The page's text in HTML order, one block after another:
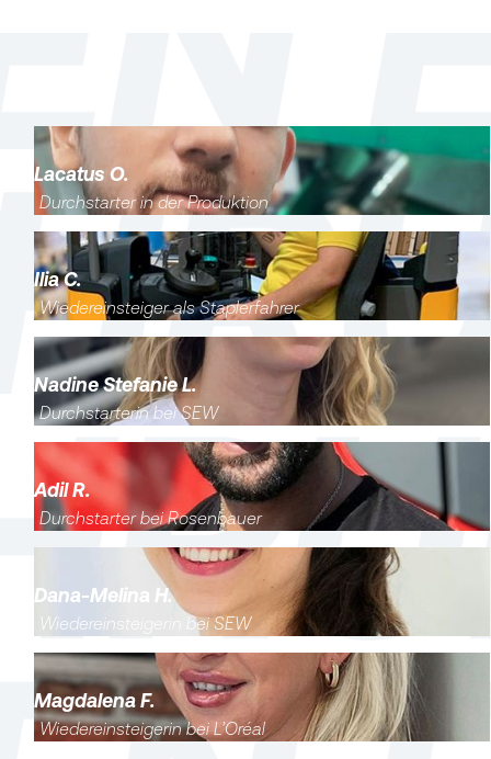
Lacatus O.
Durchstarter in der Produktion
Ilia C.
Wiedereinsteiger als Staplerfahrer
Nadine Stefanie L.
Durchstarterin bei SEW
Adil R.
Durchstarter bei Rosenbauer
Dana-Melina H.
Wiedereinsteigerin bei SEW
Magdalena F.
Wiedereinsteigerin bei L’Oréal